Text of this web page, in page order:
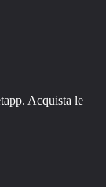
Acquista le